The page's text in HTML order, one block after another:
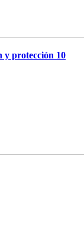
y protección 10